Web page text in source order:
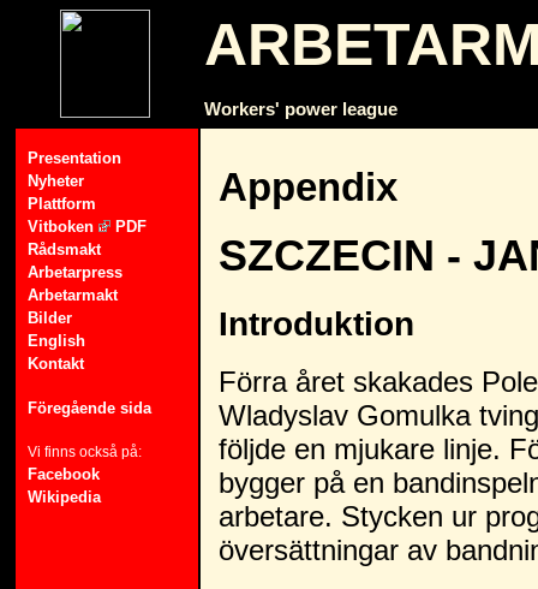
Workers' power league
Presentation
Nyheter
Plattform
Vitboken
PDF
Rådsmakt
Arbetarpress
Arbetarmakt
Bilder
English
Kontakt
Föregående sida
Vi finns också på:
Facebook
Wikipedia
Appendix
SZCZECIN -
Introduktion
Förra året skakades
Wladyslav Gomulka
följde en mjukare linje.
bygger på en
arbetare. Stycken ur
översättningar av